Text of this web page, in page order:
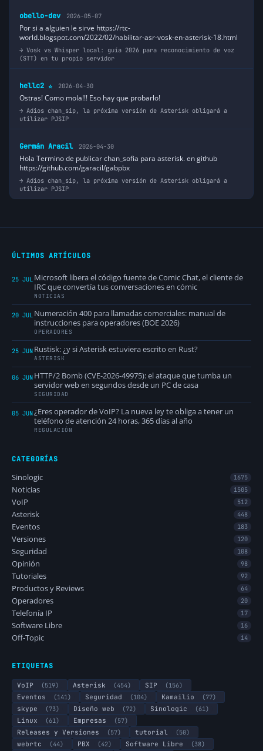
obello-dev 2026-05-07
Por si a alguien le sirve https://rtc-
world.blogspot.com/2022/02/habilitar-asr-vosk-en-asterisk-18.html
Vosk vs Whisper local: guía 2026 para reconocimiento de voz
(STT) en tu propio servidor
hellc2 ⭐ 2026-04-30
Ostras! Como mola!!! Eso hay que probarlo!
Adios chan_sip, la próxima versión de Asterisk obligará a
utilizar PJSIP
Germán Aracil 2026-04-30
Hola Termino de publicar chan_sofia para asterisk. en github
https://github.com/garacil/gabpbx
Adios chan_sip, la próxima versión de Asterisk obligará a
utilizar PJSIP
ÚLTIMOS ARTÍCULOS
25 JUL Microsoft libera el código fuente de Comic Chat, el cliente de
IRC que convertía tus conversaciones en cómic
NOTICIAS
20 JUL Numeración 400 para llamadas comerciales: manual de
instrucciones para operadores (BOE 2026)
OPERADORES
25 JUN Rustisk: ¿y si Asterisk estuviera escrito en Rust?
ASTERISK
06 JUN HTTP/2 Bomb (CVE-2026-49975): el ataque que tumba un
servidor web en segundos desde un PC de casa
SEGURIDAD
05 JUN¿Eres operador de VoIP? La nueva ley te obliga a tener un
teléfono de atención 24 horas, 365 días al año
REGULACIÓN
CATEGORÍAS
Sinologic 1675
Noticias 1505
VoIP 512
Asterisk 448
Eventos 183
Versiones 120
Seguridad 108
Opinión 98
Tutoriales 92
Productos y Reviews 64
Operadores 20
Telefonía IP 17
Software Libre 16
Off-Topic 14
ETIQUETAS
VoIP (519) Asterisk (454) SIP
(156)
Eventos
(141) Seguridad (104) Kamailio
(77)
skype
(73) Diseño web (72) Sinologic
(61)
Linux
(61) Empresas
(57)
Releases y Versiones
(57) tutorial
(50)
webrtc
(44) PBX (42) Software Libre (38)